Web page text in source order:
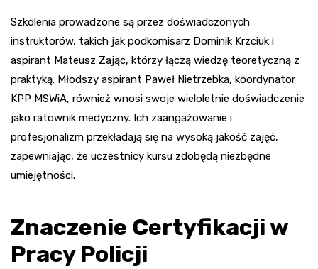
Szkolenia prowadzone są przez doświadczonych
instruktorów, takich jak podkomisarz Dominik Krzciuk i
aspirant Mateusz Zając, którzy łączą wiedzę teoretyczną z
praktyką. Młodszy aspirant Paweł Nietrzebka, koordynator
KPP MSWiA, również wnosi swoje wieloletnie doświadczenie
jako ratownik medyczny. Ich zaangażowanie i
profesjonalizm przekładają się na wysoką jakość zajęć,
zapewniając, że uczestnicy kursu zdobędą niezbędne
umiejętności.
Znaczenie Certyfikacji w
Pracy Policji